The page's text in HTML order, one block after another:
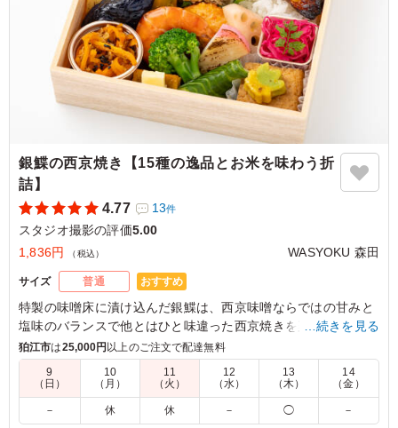
東京都渋谷区神山町2026/07/09
銀鰈の西京焼き【15種の逸品とお米を味わう折
詰】
4.77
13件
スタジオ撮影の評価5.00
1,836円
（税込） WASYOKU 森田
サイズ 普通 おすすめ
特製の味噌床に漬け込んだ銀鰈は、⻄京味噌ならではの⽢みと
塩味のバランスで他とはひと味違った⻄京焼きを楽しんでいた
だけます。WASYOKU 森田でも一番人気のメインです。お米は
新潟県糸魚川産のコシヒカリ。口の中に入れるとジューシーさ
とお米の甘みが広がります。お米の美味しさを味わっていただ
けるお米です。15種の店主の腕が光る繊細で豊かな味わいの副
菜と共にお召し上がりください。会議やおもてなしにおすすめ
…続きを見る
狛江市は25,000円 以上のご注文で配達無料
9
（日）
10
（月）
11
（火）
12
（水）
13
（木）
14
（金）
－ 休 休 － ◯ －